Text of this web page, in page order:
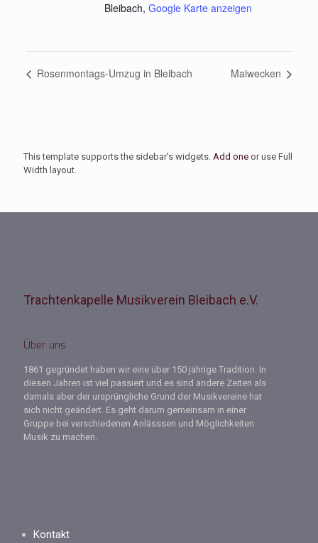
Bleibach, Google Karte anzeigen
Rosenmontags-Umzug in Bleibach Maiwecken
This template supports the sidebar's widgets. Add one or use Full
Width layout.
Trachtenkapelle Musikverein Bleibach e.V.
Über uns
1861 gegründet haben wir eine über 150 jährige Tradition. In
diesen Jahren ist viel passiert und es sind andere Zeiten als
damals aber der ursprüngliche Grund der Musikvereine hat
sich nicht geändert. Es geht darum gemeinsam in einer
Gruppe bei verschiedenen Anlässsen und Möglichkeiten
Musik zu machen.
Kontakt